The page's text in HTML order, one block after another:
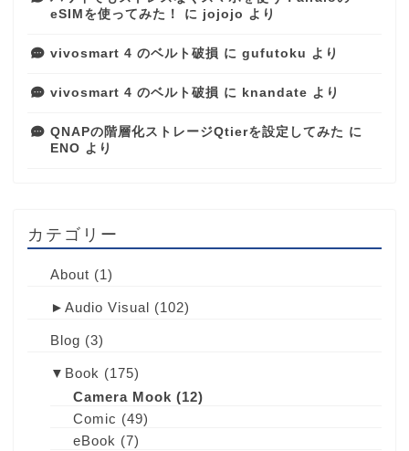
eSIMを使ってみた！
に jojojo より
vivosmart 4 のベルト破損 に gufutoku より
vivosmart 4 のベルト破損 に knandate より
QNAPの階層化ストレージQtierを設定してみた に
ENO より
カテゴリー
About (1)
► Audio Visual (102)
Blog (3)
▼ Book (175)
Camera Mook (12)
Comic (49)
eBook (7)